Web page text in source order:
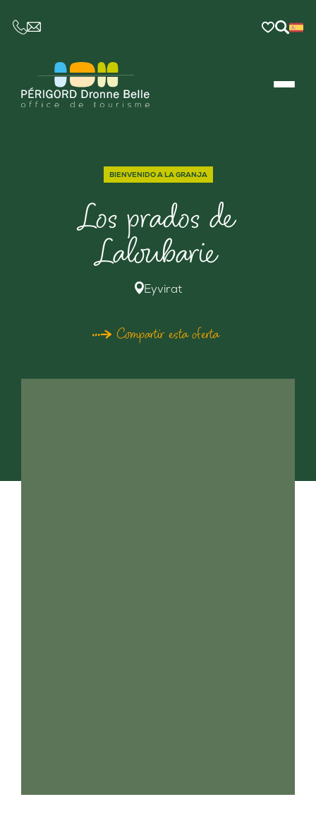
CE LIEN OUVRIRA VOTRE LOGICIEL DE
BIENVENIDO A LA GRANJA
Los prados de
Laloubarie
Eyvirat
Compartir esta oferta